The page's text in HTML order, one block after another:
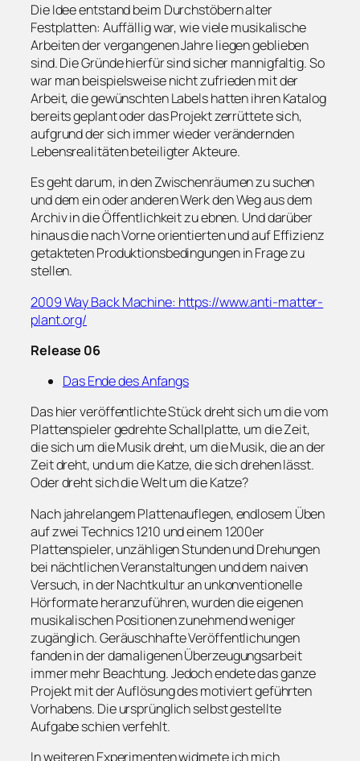
Die Idee entstand beim Durchstöbern alter
Festplatten: Auffällig war, wie viele musikalische
Arbeiten der vergangenen Jahre liegen geblieben
sind. Die Gründe hierfür sind sicher mannigfaltig. So
war man beispielsweise nicht zufrieden mit der
Arbeit, die gewünschten Labels hatten ihren Katalog
bereits geplant oder das Projekt zerrüttete sich,
aufgrund der sich immer wieder verändernden
Lebensrealitäten beteiligter Akteure.
Es geht darum, in den Zwischenräumen zu suchen
und dem ein oder anderen Werk den Weg aus dem
Archiv in die Öffentlichkeit zu ebnen. Und darüber
hinaus die nach Vorne orientierten und auf Effizienz
getakteten Produktionsbedingungen in Frage zu
stellen.
2009 Way Back Machine: https://www.anti-matter-
plant.org/
Release 06
Das Ende des Anfangs
Das hier veröffentlichte Stück dreht sich um die vom
Plattenspieler gedrehte Schallplatte, um die Zeit,
die sich um die Musik dreht, um die Musik, die an der
Zeit dreht, und um die Katze, die sich drehen lässt.
Oder dreht sich die Welt um die Katze?
Nach jahrelangem Plattenauflegen, endlosem Üben
auf zwei Technics 1210 und einem 1200er
Plattenspieler, unzähligen Stunden und Drehungen
bei nächtlichen Veranstaltungen und dem naiven
Versuch, in der Nachtkultur an unkonventionelle
Hörformate heranzuführen, wurden die eigenen
musikalischen Positionen zunehmend weniger
zugänglich. Geräuschhafte Veröffentlichungen
fanden in der damaligenen Überzeugungsarbeit
immer mehr Beachtung. Jedoch endete das ganze
Projekt mit der Auflösung des motiviert geführten
Vorhabens. Die ursprünglich selbst gestellte
Aufgabe schien verfehlt.
In weiteren Experimenten widmete ich mich